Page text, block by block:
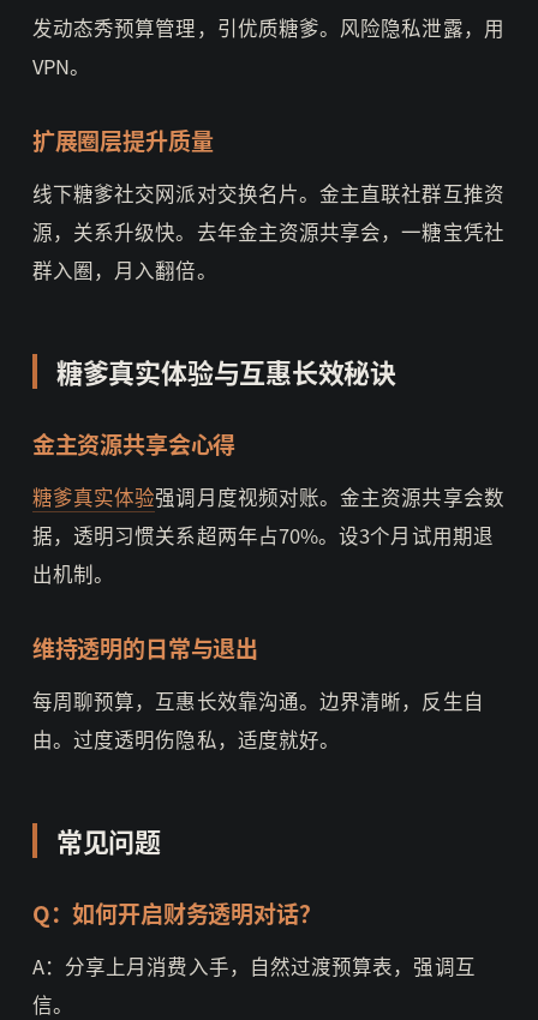
发动态秀预算管理，引优质糖爹。风险隐私泄露，用
VPN。
扩展圈层提升质量
线下糖爹社交网派对交换名片。金主直联社群互推资
源，关系升级快。去年金主资源共享会，一糖宝凭社
群入圈，月入翻倍。
糖爹真实体验与互惠长效秘诀
金主资源共享会心得
糖爹真实体验强调月度视频对账。金主资源共享会数
据，透明习惯关系超两年占70%。设3个月试用期退
出机制。
维持透明的日常与退出
每周聊预算，互惠长效靠沟通。边界清晰，反生自
由。过度透明伤隐私，适度就好。
常见问题
Q：如何开启财务透明对话？
A：分享上月消费入手，自然过渡预算表，强调互
信。